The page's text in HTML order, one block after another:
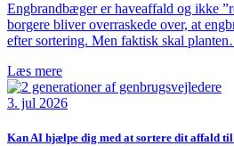
Engbrandbæger er haveaffald og ikke
borgere bliver overraskede over, at
efter sortering. Men faktisk skal
Læs mere
3. jul 2026
Kan AI hjælpe dig med at sortere dit affald til